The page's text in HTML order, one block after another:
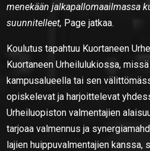
menekään jalkapallomaailmassa
suunnitelleet, Page jatkaa.
Koulutus tapahtuu Kuortaneen
Kuortaneen Urheilulukiossa,
kampusalueella tai sen
opiskelevat ja harjoittelevat
Urheiluopiston valmentajien
tarjoaa valmennus ja
lajien huippuvalmentajien kanssa,